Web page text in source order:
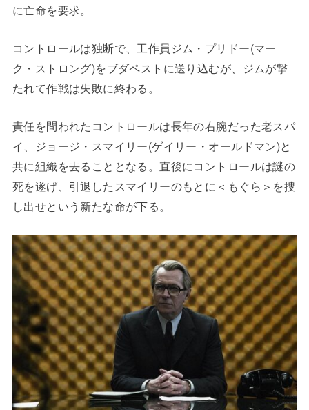
に亡命を要求。
コントロールは独断で、工作員ジム・プリドー(マー
ク・ストロング)をブダペストに送り込むが、ジムが撃
たれて作戦は失敗に終わる。
責任を問われたコントロールは長年の右腕だった老スパ
イ、ジョージ・スマイリー(ゲイリー・オールドマン)と
共に組織を去ることとなる。直後にコントロールは謎の
死を遂げ、引退したスマイリーのもとに＜もぐら＞を捜
し出せという新たな命が下る。